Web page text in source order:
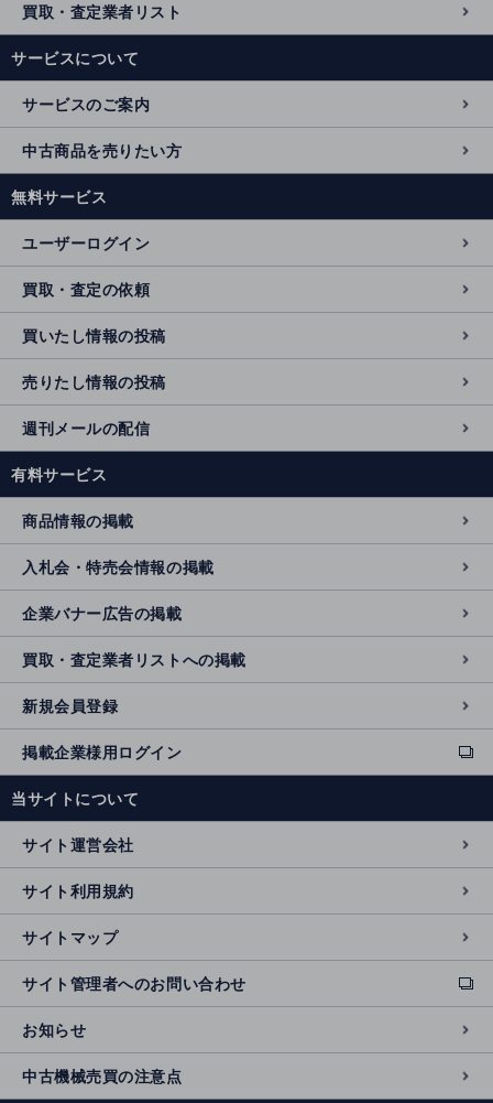
買取・査定業者リスト
サービスについて
サービスのご案内
中古商品を売りたい方
無料サービス
ユーザーログイン
買取・査定の依頼
買いたし情報の投稿
売りたし情報の投稿
週刊メールの配信
有料サービス
商品情報の掲載
入札会・特売会情報の掲載
企業バナー広告の掲載
買取・査定業者リストへの掲載
新規会員登録
掲載企業様用ログイン
ext
e
n
al
si
t
e
当サイトについて
サイト運営会社
サイト利用規約
サイトマップ
サイト管理者へのお問い合わせ
ext
e
r
n
al
お知らせ
中古機械売買の注意点